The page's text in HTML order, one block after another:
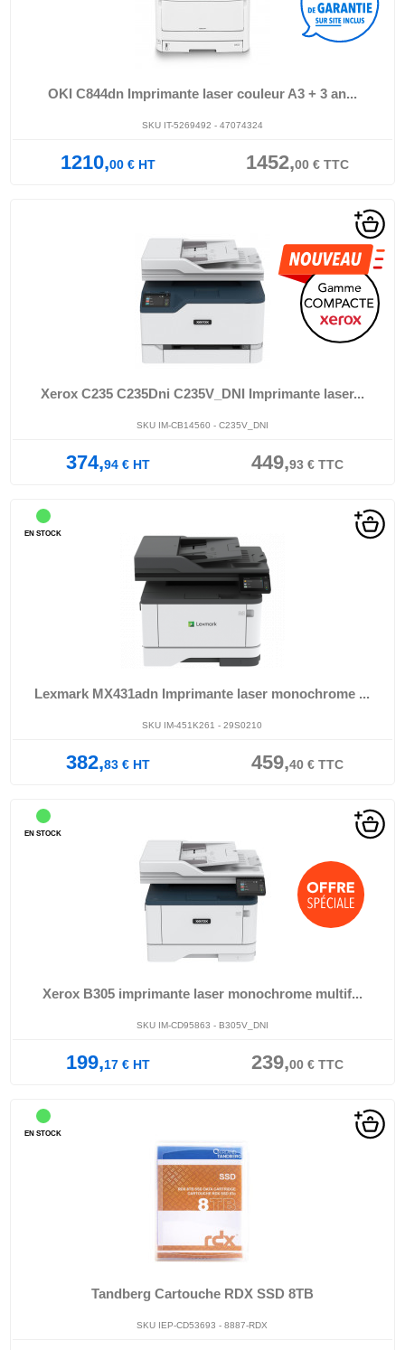
OKI C844dn Imprimante laser couleur A3 + 3 an...
SKU IT-5269492 - 47074324
1210,00€HT 1452,00€TTC
Xerox C235 C235Dni C235V_DNI Imprimante laser...
SKU IM-CB14560 - C235V_DNI
374,94€HT 449,93€TTC
Lexmark MX431adn Imprimante laser monochrome ...
SKU IM-451K261 - 29S0210
382,83€HT 459,40€TTC
EN STOCK
Xerox B305 imprimante laser monochrome multif...
SKU IM-CD95863 - B305V_DNI
199,17€HT 239,00€TTC
EN STOCK
Tandberg Cartouche RDX SSD 8TB
SKU IEP-CD53693 - 8887-RDX
EN STOCK